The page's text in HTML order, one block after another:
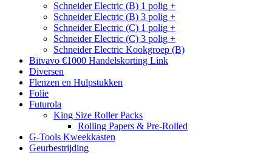
Schneider Electric (B) 1 polig +
Schneider Electric (B) 3 polig +
Schneider Electric (C) 1 polig +
Schneider Electric (C) 3 polig +
Schneider Electric Kookgroep (B)
Bitvavo €1000 Handelskorting Link
Diversen
Flenzen en Hulpstukken
Folie
Futurola
King Size Roller Packs
Rolling Papers & Pre-Rolled
G-Tools Kweekkasten
Geurbestrijding